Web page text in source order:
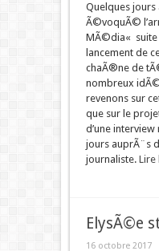
Quelques
Ã©voquÃ©
MÃ©dia«
lancement de
chaÃ®ne de
nombreux
revenons sur
que sur le
d’une
jours auprÃ¨s
journaliste. Lire
ElysÃ©e
16 octobre 2017